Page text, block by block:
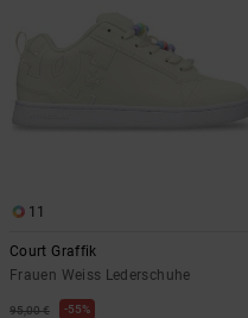
11
Court Graffik
Frauen Weiss Lederschuhe
95,00 € 55%